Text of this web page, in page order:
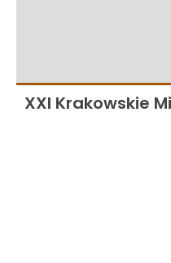
XXI Krakowskie